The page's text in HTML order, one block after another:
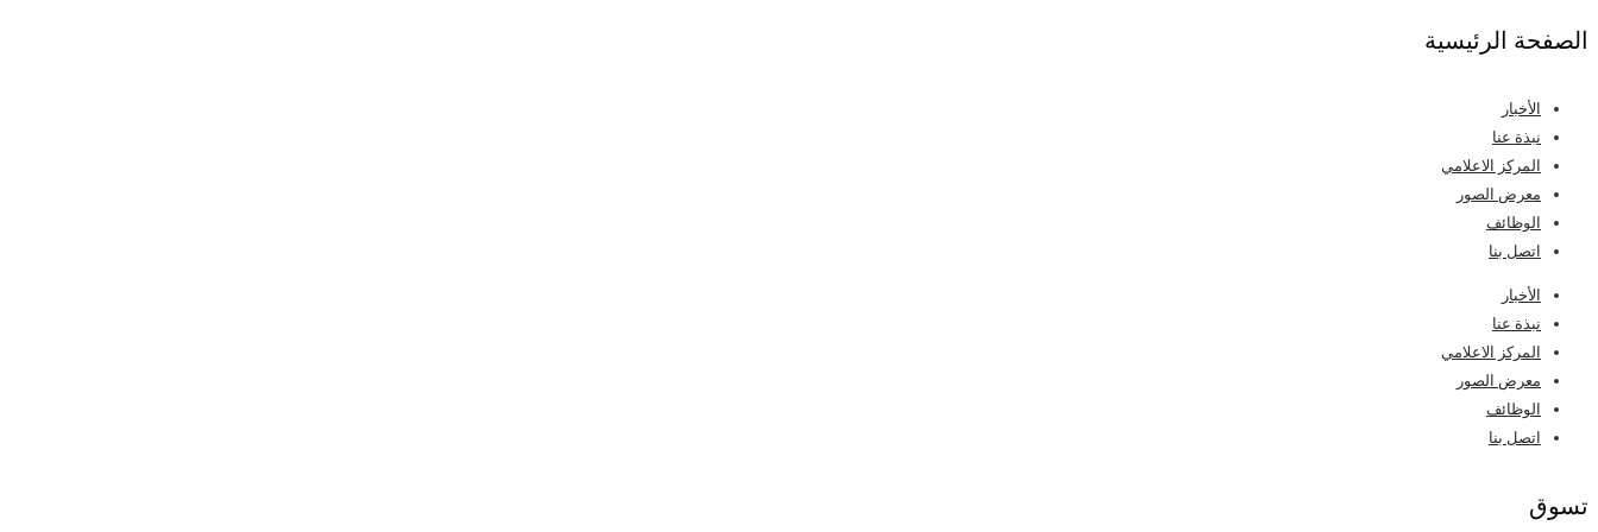
الصفحة الرئيسية
الأخبار
نبذة عنا
المركز الاعلامي
معرض الصور
الوظائف
اتصل بنا
قائمة
طعام
الأخبار
نبذة عنا
المركز الاعلامي
معرض الصور
الوظائف
اتصل بنا
تسوق